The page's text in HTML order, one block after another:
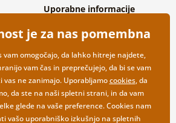
Uporabne informacije
Pogosto zastavljena vprašanja
Kontakti
Veleprodaja
je za nas pomembna
vam omogočajo, da lahko hitreje najdete,
vam čas in preprečujejo, da bi se vam
vas ne zanimajo. Uporabljamocookies, da
da ste na naši spletni strani, in da vam
glede na vaše preference. Cookies nam
vašo uporabniško izkušnjo na spletnih